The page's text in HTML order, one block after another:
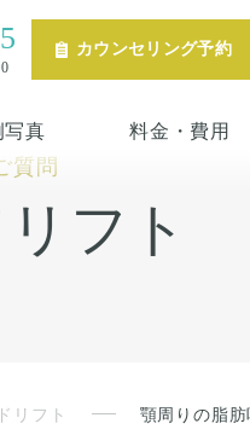
カウンセリング予約
写真 料金・費用
質問
フト
リフト
顎周りの脂